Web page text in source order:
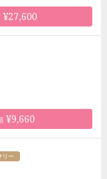
¥27,600
¥9,660
リー